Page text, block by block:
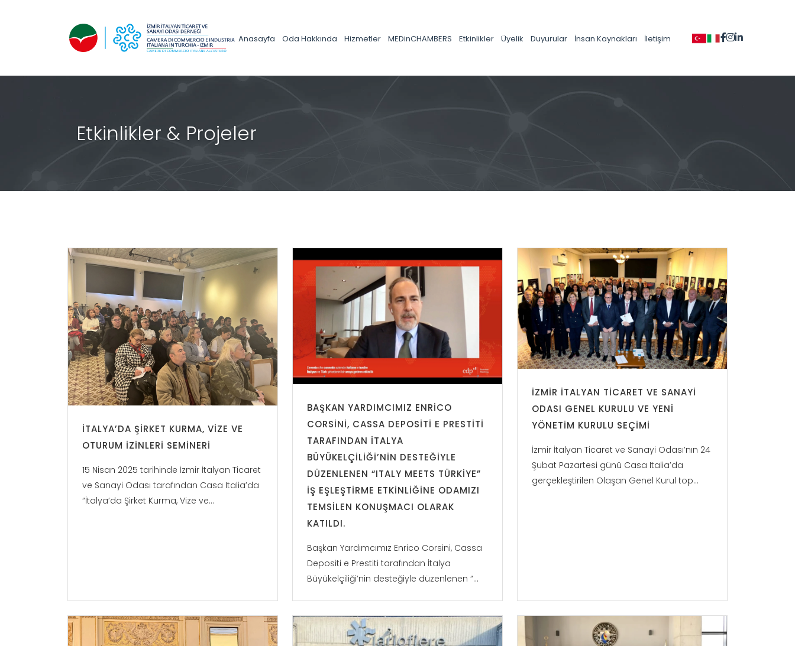
Anasayfa Oda Hakkında Hizmetler MEDinCHAMBERS Etkinlikler Üyelik Duyurular İnsan Kaynakları İletişim
Etkinlikler & Projeler
İTALYA’DA ŞIRKET KURMA, VIZE VE
OTURUM İZINLERI SEMINERI
15 Nisan 2025 tarihinde İzmir İtalyan Ticaret
ve Sanayi Odası tarafından Casa Italia’da
“İtalya’da Şirket Kurma, Vize ve...
BAŞKAN YARDIMCIMIZ ENRICO
CORSINI, CASSA DEPOSITI E PRESTITI
TARAFINDAN İTALYA
BÜYÜKELÇILIĞI’NIN DESTEĞIYLE
DÜZENLENEN “ITALY MEETS TÜRKIYE”
IŞ EŞLEŞTIRME ETKINLIĞINE ODAMIZI
TEMSILEN KONUŞMACI OLARAK
KATILDI.
Başkan Yardımcımız Enrico Corsini, Cassa
Depositi e Prestiti tarafından İtalya
Büyükelçiliği’nin desteğiyle düzenlenen “...
İZMIR İTALYAN TICARET VE SANAYI
ODASI GENEL KURULU VE YENI
YÖNETIM KURULU SEÇIMI
İzmir İtalyan Ticaret ve Sanayi Odası’nın 24
Şubat Pazartesi günü Casa Italia’da
gerçekleştirilen Olaşan Genel Kurul top...